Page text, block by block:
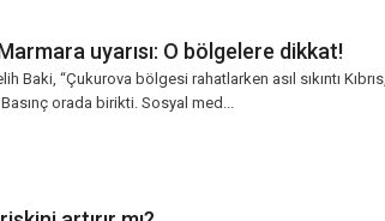
uyarısı: O bölgelere dikkat!
“Çukurova bölgesi rahatlarken asıl sıkıntı Kıbrıs,
orada birikti. Sosyal med...